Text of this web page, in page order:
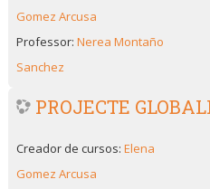
Gomez Arcusa
Professor:Nerea Montaño
Sanchez
PROJECTE
Creador de cursos:Elena
Gomez Arcusa